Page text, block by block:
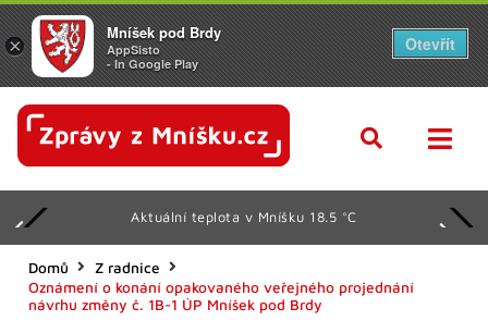
Aktuální teplota v Mníšku 18.5 °C
Domů
Z radnice
Oznámení o konání opakovaného veřejného projednání
návrhu změny č. 1B-1 ÚP Mníšek pod Brdy
×
Mníšek pod Brdy
AppSisto
- In Google Play
Otevřít